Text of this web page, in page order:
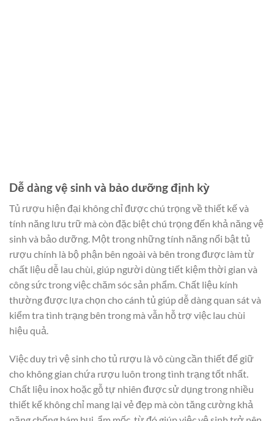
Dễ dàng vệ sinh và bảo dưỡng định kỳ
Tủ rượu hiện đại không chỉ được chú trọng về thiết kế và
tính năng lưu trữ mà còn đặc biệt chú trọng đến khả năng vệ
sinh và bảo dưỡng. Một trong những tính năng nổi bật tủ
rượu chính là bộ phận bên ngoài và bên trong được làm từ
chất liệu dễ lau chùi, giúp người dùng tiết kiệm thời gian và
công sức trong việc chăm sóc sản phẩm. Chất liệu kính
thường được lựa chọn cho cánh tủ giúp dễ dàng quan sát và
kiểm tra tình trạng bên trong mà vẫn hỗ trợ việc lau chùi
hiệu quả.
Việc duy trì vệ sinh cho tủ rượu là vô cùng cần thiết để giữ
cho không gian chứa rượu luôn trong tình trạng tốt nhất.
Chất liệu inox hoặc gỗ tự nhiên được sử dụng trong nhiều
thiết kế không chỉ mang lại vẻ đẹp mà còn tăng cường khả